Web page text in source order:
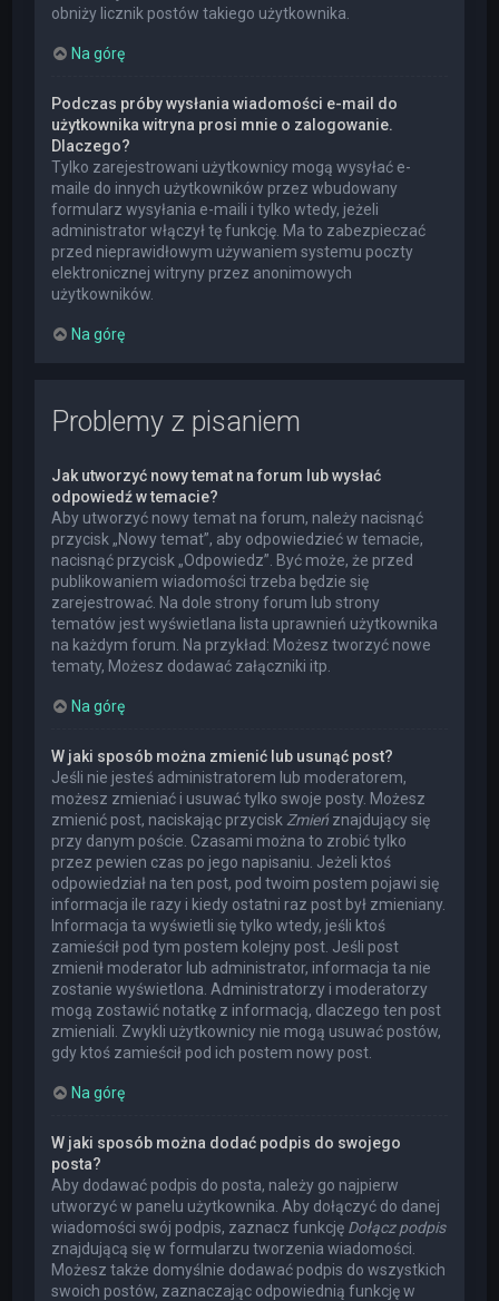
obniży licznik postów takiego użytkownika.
Na górę
Podczas próby wysłania wiadomości e-mail do
użytkownika witryna prosi mnie o zalogowanie.
Dlaczego?
Tylko zarejestrowani użytkownicy mogą wysyłać e-
maile do innych użytkowników przez wbudowany
formularz wysyłania e-maili i tylko wtedy, jeżeli
administrator włączył tę funkcję. Ma to zabezpieczać
przed nieprawidłowym używaniem systemu poczty
elektronicznej witryny przez anonimowych
użytkowników.
Na górę
Problemy z pisaniem
Jak utworzyć nowy temat na forum lub wysłać
odpowiedź w temacie?
Aby utworzyć nowy temat na forum, należy nacisnąć
przycisk „Nowy temat”, aby odpowiedzieć w temacie,
nacisnąć przycisk „Odpowiedz”. Być może, że przed
publikowaniem wiadomości trzeba będzie się
zarejestrować. Na dole strony forum lub strony
tematów jest wyświetlana lista uprawnień użytkownika
na każdym forum. Na przykład: Możesz tworzyć nowe
tematy, Możesz dodawać załączniki itp.
Na górę
W jaki sposób można zmienić lub usunąć post?
Jeśli nie jesteś administratorem lub moderatorem,
możesz zmieniać i usuwać tylko swoje posty. Możesz
zmienić post, naciskając przycisk Zmień znajdujący się
przy danym poście. Czasami można to zrobić tylko
przez pewien czas po jego napisaniu. Jeżeli ktoś
odpowiedział na ten post, pod twoim postem pojawi się
informacja ile razy i kiedy ostatni raz post był zmieniany.
Informacja ta wyświetli się tylko wtedy, jeśli ktoś
zamieścił pod tym postem kolejny post. Jeśli post
zmienił moderator lub administrator, informacja ta nie
zostanie wyświetlona. Administratorzy i moderatorzy
mogą zostawić notatkę z informacją, dlaczego ten post
zmieniali. Zwykli użytkownicy nie mogą usuwać postów,
gdy ktoś zamieścił pod ich postem nowy post.
Na górę
W jaki sposób można dodać podpis do swojego
posta?
Aby dodawać podpis do posta, należy go najpierw
utworzyć w panelu użytkownika. Aby dołączyć do danej
wiadomości swój podpis, zaznacz funkcję Dołącz podpis
znajdującą się w formularzu tworzenia wiadomości.
Możesz także domyślnie dodawać podpis do wszystkich
swoich postów, zaznaczając odpowiednią funkcję w